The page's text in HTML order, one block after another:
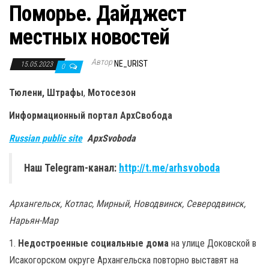
Поморье. Дайджест
местных новостей
15.05.2023 0 АвторNE_URIST
Тюлени, Штрафы, Мотосезон
Информационный портал АрхСвобода
Russian public siteApxSvoboda
Наш Telegram-канал: http://t.me/arhsvoboda
Архангельск, Котлас, Мирный, Новодвинск, Северодвинск,
Нарьян-Мар
1. Недостроенные социальные дома на улице Доковской в
Исакогорском округе Архангельска повторно выставят на